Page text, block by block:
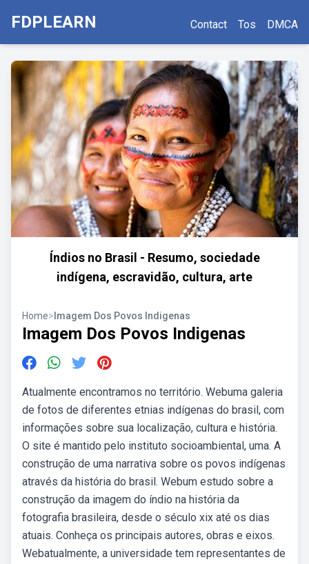
FDPLEARN Contact Tos DMCA
Índios no Brasil - Resumo, sociedade
indígena, escravidão, cultura, arte
Home> Imagem Dos Povos Indigenas
Imagem Dos Povos Indigenas
Atualmente encontramos no território. Webuma galeria
de fotos de diferentes etnias indígenas do brasil, com
informações sobre sua localização, cultura e história.
O site é mantido pelo instituto socioambiental, uma. A
construção de uma narrativa sobre os povos indígenas
através da história do brasil. Webum estudo sobre a
construção da imagem do índio na história da
fotografia brasileira, desde o século xix até os dias
atuais. Conheça os principais autores, obras e eixos.
Webatualmente, a universidade tem representantes de